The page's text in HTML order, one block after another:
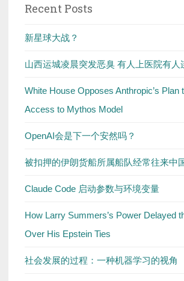
Recent Posts
新星球大战？
山西运城凌晨突发恶臭 有人上医院有人
White House Opposes Anthropic’s Plan
Access to Mythos Model
OpenAI会是下一个安然吗？
被扣押的伊朗货船所属船队经常往来中
Claude Code 启动参数与环境变量
How Larry Summers’s Power Delayed
Over His Epstein Ties
社会发展的过程：一种机器学习的视角